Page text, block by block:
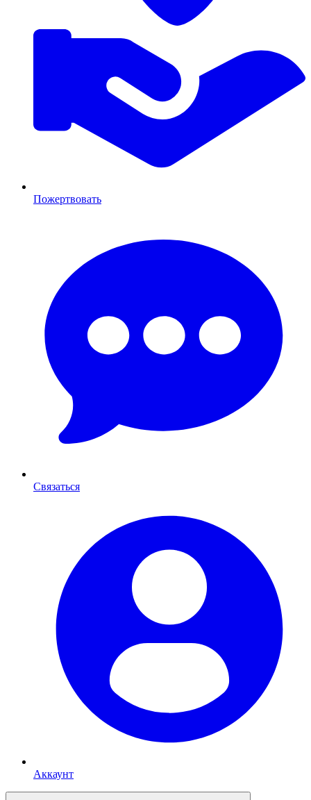
Пожертвовать
Связаться
Аккаунт